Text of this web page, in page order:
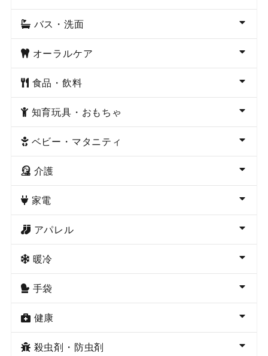
バス・洗面
オーラルケア
食品・飲料
知育玩具・おもちゃ
ベビー・マタニティ
介護
家電
アパレル
暖冷
手袋
健康
殺虫剤・防虫剤